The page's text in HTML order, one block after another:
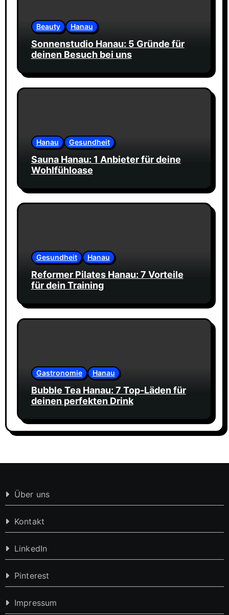
Beauty Hanau
Sonnenstudio Hanau: 5 Gründe für
deinen Besuch bei uns
Hanau Gesundheit
Sauna Hanau: 1 Anbieter für deine
Wohlfühloase
Gesundheit Hanau
Reformer Pilates Hanau: 7 Vorteile
für dein Training
Gastronomie Hanau
Bubble Tea Hanau: 7 Top-Läden für
deinen perfekten Drink
Über uns
Kontakt
LinkedIn
Pinterest
Impressum